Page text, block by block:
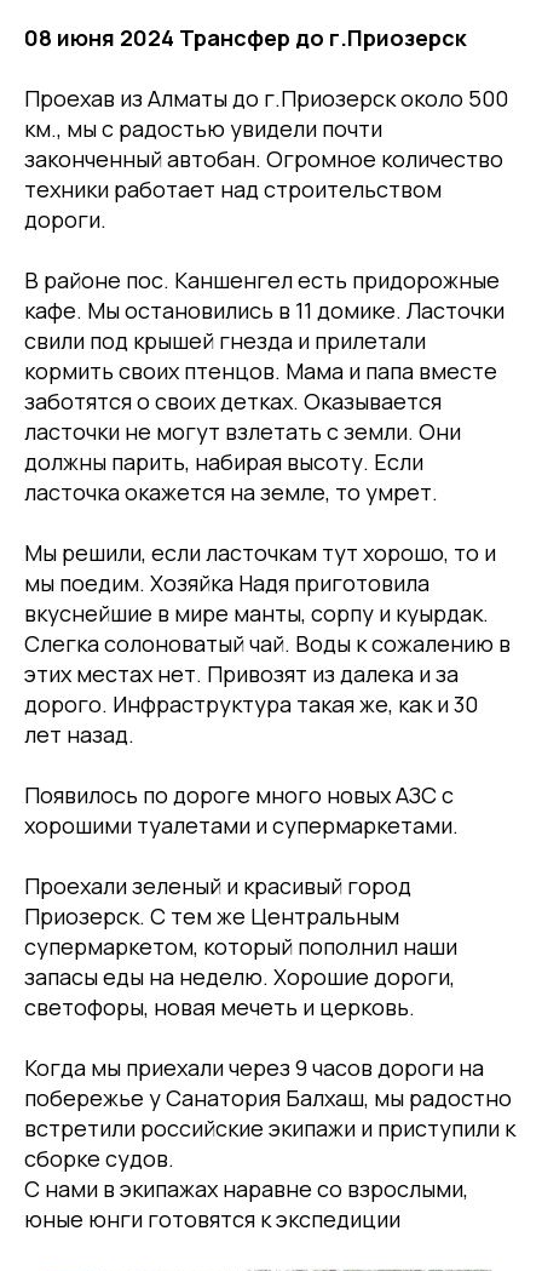
08 июня 2024 Трансфер до г.Приозерск
Проехав из Алматы до г.Приозерск около 500
км., мы с радостью увидели почти
законченный автобан. Огромное количество
техники работает над строительством
дороги.
В районе пос. Каншенгел есть придорожные
кафе. Мы остановились в 11 домике. Ласточки
свили под крышей гнезда и прилетали
кормить своих птенцов. Мама и папа вместе
заботятся о своих детках. Оказывается
ласточки не могут взлетать с земли. Они
должны парить, набирая высоту. Если
ласточка окажется на земле, то умрет.
Мы решили, если ласточкам тут хорошо, то и
мы поедим. Хозяйка Надя приготовила
вкуснейшие в мире манты, сорпу и куырдак.
Слегка солоноватый чай. Воды к сожалению в
этих местах нет. Привозят из далека и за
дорого. Инфраструктура такая же, как и 30
лет назад.
Появилось по дороге много новых АЗС с
хорошими туалетами и супермаркетами.
Проехали зеленый и красивый город
Приозерск. С тем же Центральным
супермаркетом, который пополнил наши
запасы еды на неделю. Хорошие дороги,
светофоры, новая мечеть и церковь.
Когда мы приехали через 9 часов дороги на
побережье у Санатория Балхаш, мы радостно
встретили российские экипажи и приступили к
сборке судов.
С нами в экипажах наравне со взрослыми,
юные юнги готовятся к экспедиции